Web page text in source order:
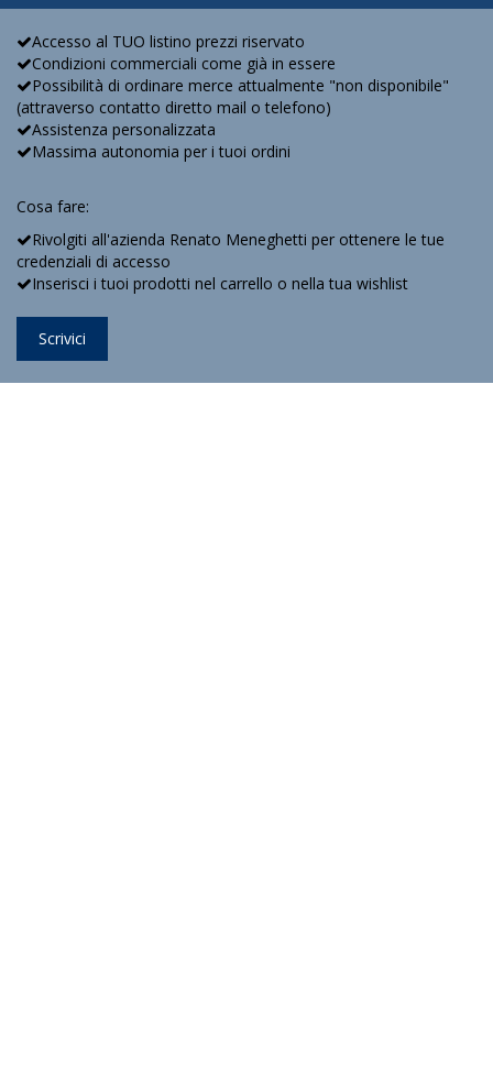
Accesso al TUO listino prezzi riservato
Condizioni commerciali come già in essere
Possibilità di ordinare merce attualmente "non disponibile"
(attraverso contatto diretto mail o telefono)
Assistenza personalizzata
Massima autonomia per i tuoi ordini
Cosa fare:
Rivolgiti all'azienda Renato Meneghetti per ottenere le tue
credenziali di accesso
Inserisci i tuoi prodotti nel carrello o nella tua wishlist
Scrivici